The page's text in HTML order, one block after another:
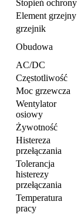
Stopień ochrony
Element grzejny
grzejnik
Obudowa
AC/DC
Częstotliwość
Moc grzewcza
Wentylator
osiowy
Żywotność
Histereza
przełączania
Tolerancja
histerezy
przełączania
Temperatura
pracy